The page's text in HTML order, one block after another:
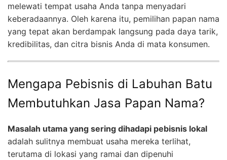
melewati tempat usaha Anda tanpa menyadari
keberadaannya. Oleh karena itu, pemilihan papan nama
yang tepat akan berdampak langsung pada daya tarik,
kredibilitas, dan citra bisnis Anda di mata konsumen.
Mengapa Pebisnis di Labuhan Batu
Membutuhkan Jasa Papan Nama?
Masalah utama yang sering dihadapi pebisnis lokal
adalah sulitnya membuat usaha mereka terlihat,
terutama di lokasi yang ramai dan dipenuhi